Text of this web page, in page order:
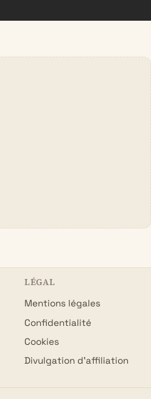
LÉGAL
Mentions légales
Confidentialité
Cookies
Divulgation d’affiliation